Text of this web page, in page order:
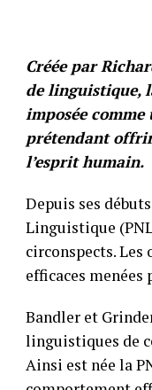
Créée par
de linguistique,
imposée
prétendant
l’esprit humain.
Depuis ses
Linguistique
circonspects.
efficaces
Bandler et
linguistiques de
Ainsi est née la